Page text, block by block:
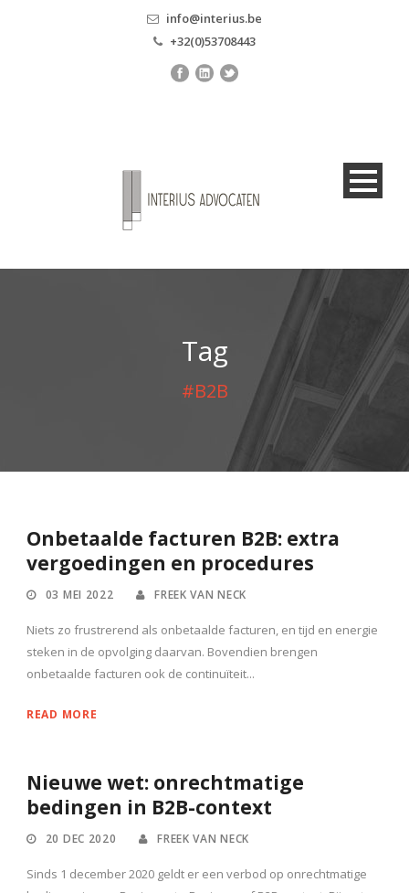
info@interius.be
+32(0)53708443
Tag
#B2B
Onbetaalde facturen B2B: extra
vergoedingen en procedures
03 MEI 2022 FREEK VAN NECK
Niets zo frustrerend als onbetaalde facturen, en tijd en energie
steken in de opvolging daarvan. Bovendien brengen
onbetaalde facturen ook de continuïteit...
READ MORE
Nieuwe wet: onrechtmatige
bedingen in B2B-context
20 DEC 2020 FREEK VAN NECK
Sinds 1 december 2020 geldt er een verbod op onrechtmatige